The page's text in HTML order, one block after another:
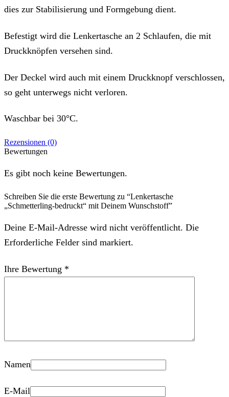
dies zur Stabilisierung und Formgebung dient.
Befestigt wird die Lenkertasche an 2 Schlaufen, die mit
Druckknöpfen versehen sind.
Der Deckel wird auch mit einem Druckknopf verschlossen,
so geht unterwegs nicht verloren.
Waschbar bei 30°C.
Rezensionen (0)
Bewertungen
Es gibt noch keine Bewertungen.
Schreiben Sie die erste Bewertung zu “Lenkertasche
„Schmetterling-bedruckt“ mit Deinem Wunschstoff”
Deine E-Mail-Adresse wird nicht veröffentlicht. Die
Erforderliche Felder sind markiert.
Ihre Bewertung *
Namen
E-Mail